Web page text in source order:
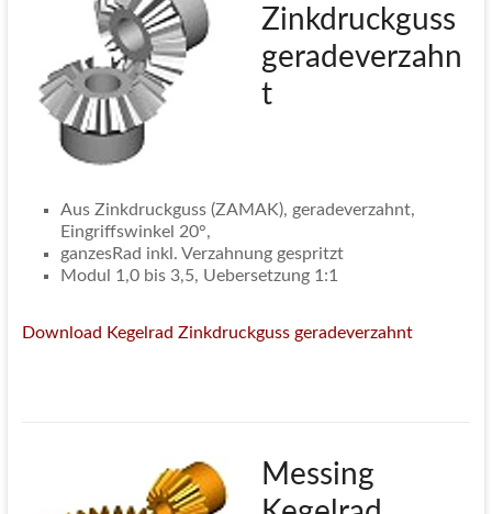
Zinkdruckguss
geradeverzahn
t
Aus Zinkdruckguss (ZAMAK), geradeverzahnt,
Eingriffswinkel 20°,
ganzesRad inkl. Verzahnung gespritzt
Modul 1,0 bis 3,5, Uebersetzung 1:1
Download Kegelrad Zinkdruckguss geradeverzahnt
Messing